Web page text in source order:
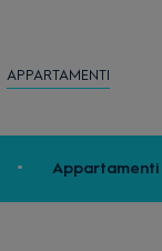
APPARTAMENTI
Appartamenti